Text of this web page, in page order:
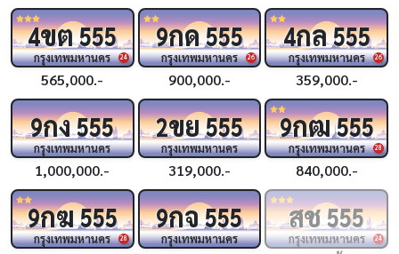
24
4ขต555
กรุงเทพมหานคร
565,000.-
26
9กด555
กรุงเทพมหานคร
900,000.-
26
4กล555
กรุงเทพมหานคร
359,000.-
9กง555
กรุงเทพมหานคร
1,000,000.-
2ขย555
กรุงเทพมหานคร
319,000.-
28
9กฒ555
กรุงเทพมหานคร
840,000.-
28
9กฆ555
กรุงเทพมหานคร
9กจ555
กรุงเทพมหานคร 24
สช555
กรุงเทพมหานคร